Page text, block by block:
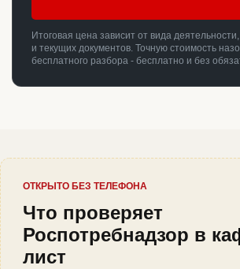
Итоговая цена зависит от вида
и текущих документов. Точную стоимость
бесплатного разбора - бесплатно и без
ОТКРЫТО БЕЗ ТЕЛЕФОНА
Что проверяет
Роспотребнадзор в
лист